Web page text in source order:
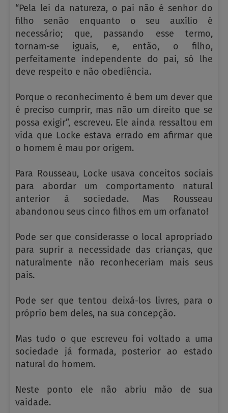
“Pela lei da natureza, o pai não é senhor do
filho senão enquanto o seu auxílio é
necessário; que, passando esse termo,
tornam-se iguais, e, então, o filho,
perfeitamente independente do pai, só lhe
deve respeito e não obediência.
Porque o reconhecimento é bem um dever que
é preciso cumprir, mas não um direito que se
possa exigir”, escreveu. Ele ainda ressaltou em
vida que Locke estava errado em afirmar que
o homem é mau por origem.
Para Rousseau, Locke usava conceitos sociais
para abordar um comportamento natural
anterior à sociedade. Mas Rousseau
abandonou seus cinco filhos em um orfanato!
Pode ser que considerasse o local apropriado
para suprir a necessidade das crianças, que
naturalmente não reconheceriam mais seus
pais.
Pode ser que tentou deixá-los livres, para o
próprio bem deles, na sua concepção.
Mas tudo o que escreveu foi voltado a uma
sociedade já formada, posterior ao estado
natural do homem.
Neste ponto ele não abriu mão de sua
vaidade.